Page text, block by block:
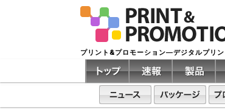
プリント&プロモーション―デジタルプリ